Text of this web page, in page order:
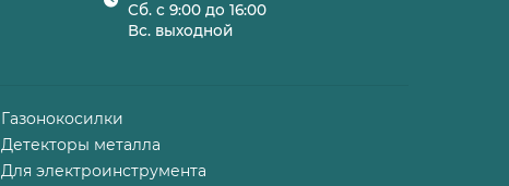
Сб. с 9:00 до 16:00
Вс. выходной
Газонокосилки
Детекторы металла
Для электроинструмента